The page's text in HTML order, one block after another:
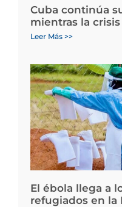
Cuba continúa
mientras la
Leer Más >>
El ébola llega a
refugiados en la